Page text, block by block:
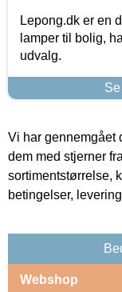
Lepong.dk er en
lamper til bolig,
udvalg.
Vi har gennemgået
dem med stjerner
sortimentstørrelse,
betingelser,
Webshop